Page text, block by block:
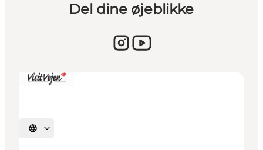
Del dine øjeblikke
Sprache auswählen